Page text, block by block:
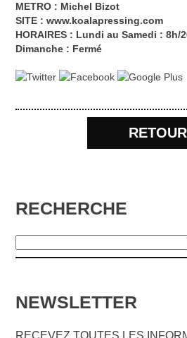
METRO : Michel Bizot
SITE :www.koalapressing.com
HORAIRES : Lundi au Samedi : 8h/
Dimanche : Fermé
RETOUR
RECHERCHE
NEWSLETTER